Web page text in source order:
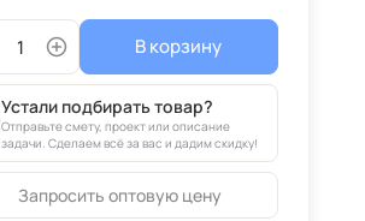
В корзину
Устали подбирать товар?
Отправьте смету, проект или описание
задачи. Сделаем всё за вас и дадим скидку!
Запросить оптовую цену